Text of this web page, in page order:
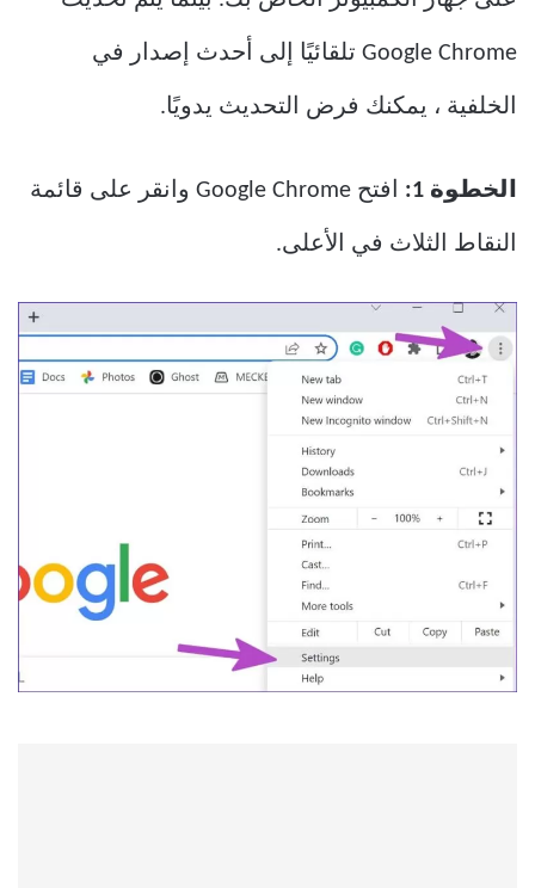
Google Chrome تلقائيًا إلى أحدث إصدار في
الخلفية ، يمكنك فرض التحديث يدويًا.
الخطوة 1: افتح Google Chrome وانقر على قائمة
النقاط الثلاث في الأعلى.